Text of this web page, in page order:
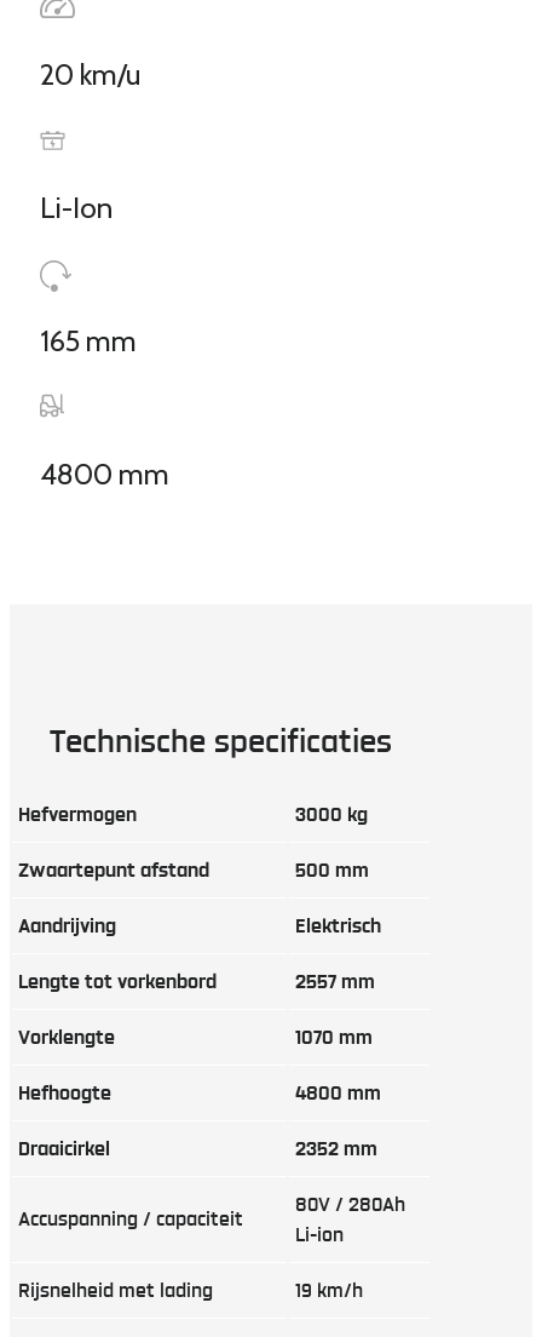
20 km/u
Li-Ion
165 mm
4800 mm
Technische specificaties
Hefvermogen 3000 kg
Zwaartepunt afstand 500 mm
Aandrijving Elektrisch
Lengte tot vorkenbord 2557 mm
Vorklengte 1070 mm
Hefhoogte 4800 mm
Draaicirkel 2352 mm
Accuspanning / capaciteit
80V / 280Ah
Li-ion
Rijsnelheid met lading 19 km/h